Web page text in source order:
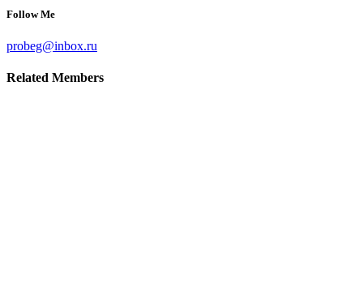
Follow Me
probeg@inbox.ru
Related Members